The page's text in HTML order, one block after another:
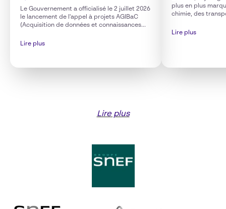
Le Gouvernement a officialisé le 2 juillet 2026
le lancement de l'appel à projets AGIBaC
(Acquisition de données et connaissances...
Lire plus
plus en plus
chimie, des
Lire plus
Lire plus